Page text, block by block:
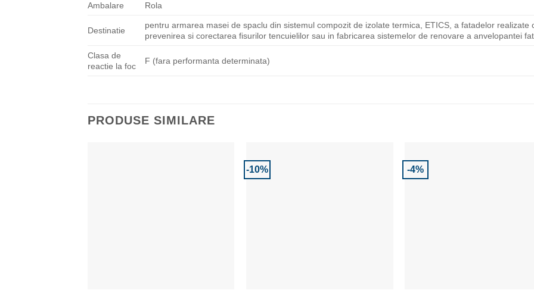
Ambalare Rola
Destinatie
pentru armarea masei de spaclu din sistemul compozit de izolate termica, ETICS, a fatadelor
prevenirea si corectarea fisurilor tencuielilor sau in fabricarea sistemelor de renovare a anvelopantei
Clasa de
reactie la foc
F (fara performanta determinata)
PRODUSE SIMILARE
-10% -4%